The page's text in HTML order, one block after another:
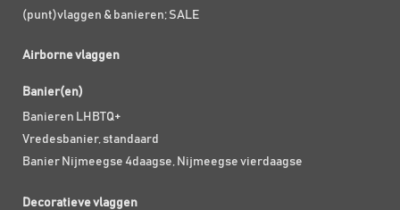
(punt)vlaggen & banieren; SALE
Airborne vlaggen
Banier(en)
Banieren LHBTQ+
Vredesbanier, standaard
Banier Nijmeegse 4daagse, Nijmeegse vierdaagse
Decoratieve vlaggen